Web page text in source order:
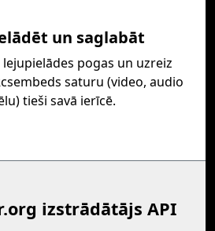
un saglabāt
pogas un uzreiz
saturu (video, audio
tieši savā ierīcē.
izstrādātājs API